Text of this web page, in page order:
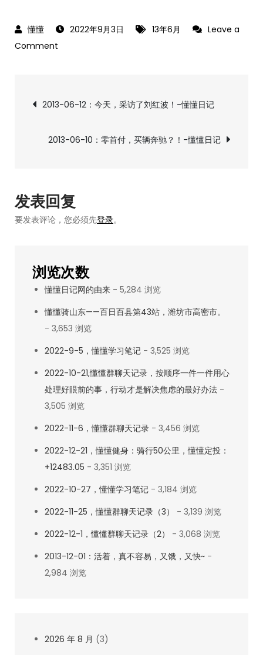
2022年9月3日 13年6月
Leave a
Comment
喝
小
顿
批
判！-
日
记
文
章
航
2013-06-12：今天，采访了刘红波！-懂懂日记
2013-06-10：零首付，买辆奔驰？！-懂懂日记
发表回复
要发表评论，您必须先登录。
浏览次数
懂懂日记网的由来 - 5,284 浏览
懂懂骑山东——百日百县第43站，潍坊市高密市。
- 3,653 浏览
2022-9-5，懂懂学习笔记 - 3,525 浏览
2022-10-21,懂懂群聊天记录，按顺序一件一件用心
处理好眼前的事，行动才是解决焦虑的最好办法 -
3,505 浏览
2022-11-6，懂懂群聊天记录 - 3,456 浏览
2022-12-21，懂懂健身：骑行50公里，懂懂定投：
+12483.05 - 3,351 浏览
2022-10-27，懂懂学习笔记 - 3,184 浏览
2022-11-25，懂懂群聊天记录（3）
- 3,139 浏览
2022-12-1，懂懂群聊天记录（2）
- 3,068 浏览
2013-12-01：活着，真不容易，又饿，又快~ -
2,984 浏览
2026 年 8 月 (3)